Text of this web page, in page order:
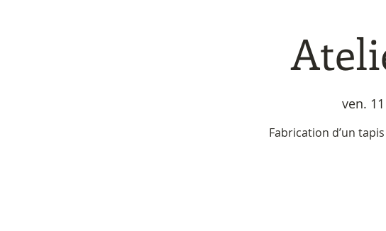
ven.
Fabrication d’un